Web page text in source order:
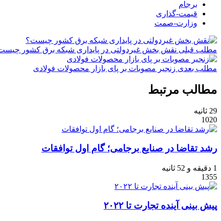
برجام
قیمت-گذاری
وزارت-صمت
مطلب قبلی نقش‌ بخش غیردولتی در پایداری شبکه برق کشور
مطلب بعدی زنجیر مصوبات بر پای بازار محصولات فولادی
مطالب مرتبط
29 ثانیه
1020
رشد تقاضا در صنایع برجامی؛ گام اول توافقات
1 دقیقه و 52 ثانیه
1355
پیش بینی آینده تجارت تا ۲۰۲۲